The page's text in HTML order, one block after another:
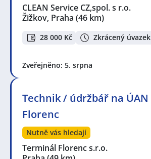
CLEAN Service CZ,spol. s r.o.
Žižkov, Praha (46 km)
28 000 Kč Zkrácený úvazek
Zveřejněno: 5. srpna
Technik / údržbář na ÚAN
Florenc
Nutně vás hledají
Terminál Florenc s.r.o.